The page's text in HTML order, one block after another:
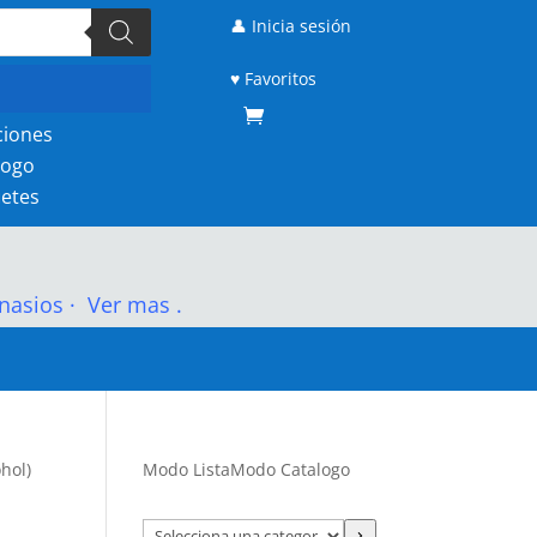
👤 Inicia sesión
♥ Favoritos
· Ver mas .
Modo ListaModo Catalogo
Selecciona